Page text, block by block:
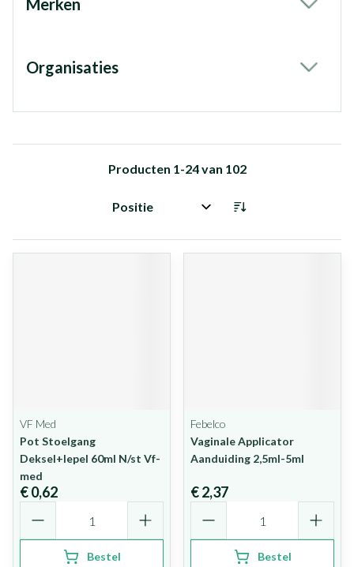
Merken
Organisaties
Producten 1-24van 102
Sorteer op:
VF Med
Pot Stoelgang
Deksel+lepel 60ml N/st Vf-
med
€ 0,62
Bestel
Febelco
Vaginale Applicator
Aanduiding 2,5ml-5ml
€ 2,37
Bestel